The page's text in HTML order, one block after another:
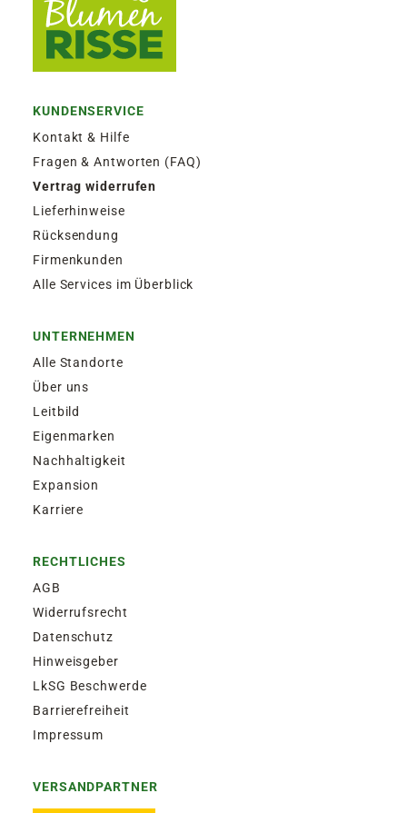
KUNDENSERVICE
Kontakt & Hilfe
Fragen & Antworten (FAQ)
Vertrag widerrufen
Lieferhinweise
Rücksendung
Firmenkunden
Alle Services im Überblick
UNTERNEHMEN
Alle Standorte
Über uns
Leitbild
Eigenmarken
Nachhaltigkeit
Expansion
Karriere
RECHTLICHES
AGB
Widerrufsrecht
Datenschutz
Hinweisgeber
LkSG Beschwerde
Barrierefreiheit
Impressum
VERSANDPARTNER